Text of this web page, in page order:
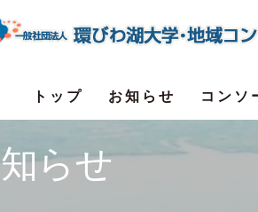
トップ お知らせ コンソ
らせ